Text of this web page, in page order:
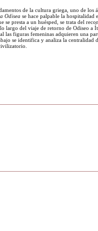
de la cultura griega, uno de los
Odisea se hace palpable la hospitalidad
se presta a un huésped, se trata del
largo del viaje de retorno de Odiseo a
las figuras femeninas adquieren una
se identifica y analiza la centralidad